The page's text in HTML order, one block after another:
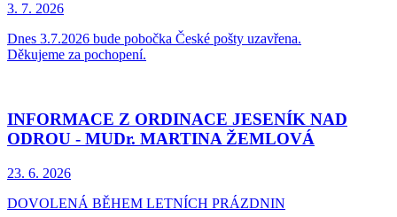
3. 7. 2026
Dnes 3.7.2026 bude pobočka České pošty uzavřena.
Děkujeme za pochopení.
INFORMACE Z ORDINACE JESENÍK NAD
ODROU - MUDr. MARTINA ŽEMLOVÁ
23. 6. 2026
DOVOLENÁ BĚHEM LETNÍCH PRÁZDNIN